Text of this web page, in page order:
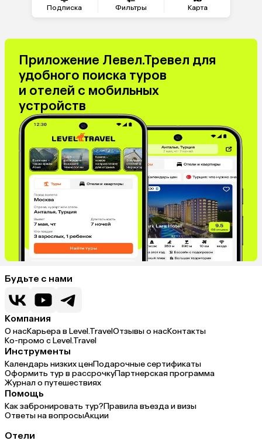
Подписка Фильтры Карта
Приложение Левел.Тревел для
удобного поиска туров
и отелей с мобильных
устройств
Будьте с нами
Компания
О насКарьера в Level.TravelОтзывы о насКонтакты
Ко-промо с Level.Travel
Инструменты
Календарь низких ценПодарочные сертификаты
Оформить тур в рассрочкуПартнерская программа
Журнал о путешествиях
Помощь
Как забронировать тур?Правила въезда и визы
Ответы на вопросыАкции
Отели